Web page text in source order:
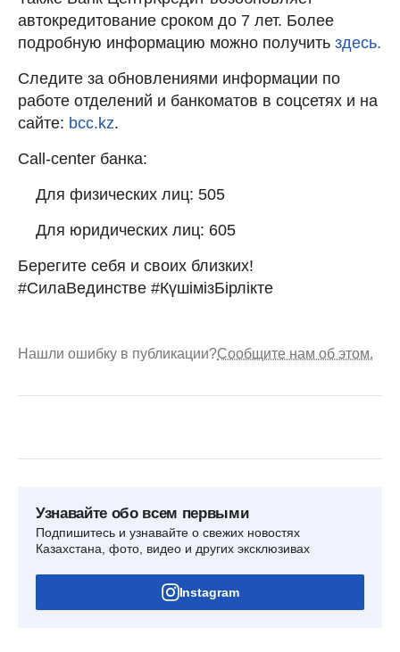
автокредитование сроком до 7 лет. Более
подробную информацию можно получить здесь.
Следите за обновлениями информации по
работе отделений и банкоматов в соцсетях и на
сайте: bcc.kz.
Call-center банка:
Для физических лиц: 505
Для юридических лиц: 605
Берегите себя и своих близких!
#СилаВединстве #КүшімізБірлікте
Нашли ошибку в публикации?Сообщите нам об этом.
Узнавайте обо всем первыми
Подпишитесь и узнавайте о свежих новостях
Казахстана, фото, видео и других эксклюзивах
Instagram